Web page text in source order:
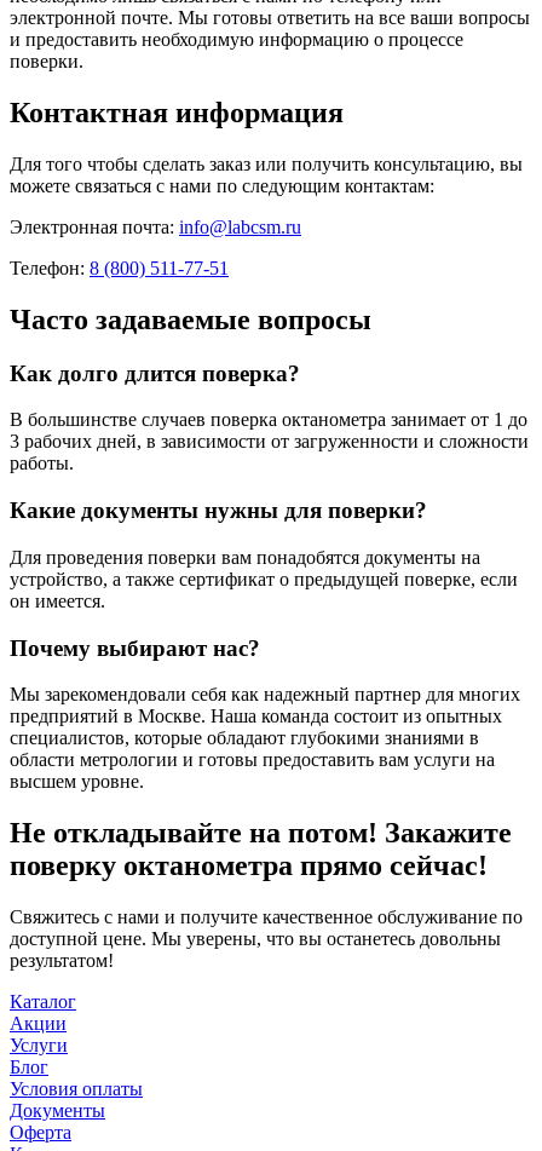
электронной почте. Мы готовы ответить на все ваши вопросы
и предоставить необходимую информацию о процессе
поверки.
Контактная информация
Для того чтобы сделать заказ или получить консультацию, вы
можете связаться с нами по следующим контактам:
Электронная почта: info@labcsm.ru
Телефон: 8 (800) 511-77-51
Часто задаваемые вопросы
Как долго длится поверка?
В большинстве случаев поверка октанометра занимает от 1 до
3 рабочих дней, в зависимости от загруженности и сложности
работы.
Какие документы нужны для поверки?
Для проведения поверки вам понадобятся документы на
устройство, а также сертификат о предыдущей поверке, если
он имеется.
Почему выбирают нас?
Мы зарекомендовали себя как надежный партнер для многих
предприятий в Москве. Наша команда состоит из опытных
специалистов, которые обладают глубокими знаниями в
области метрологии и готовы предоставить вам услуги на
высшем уровне.
Не откладывайте на потом! Закажите
поверку октанометра прямо сейчас!
Свяжитесь с нами и получите качественное обслуживание по
доступной цене. Мы уверены, что вы останетесь довольны
результатом!
Каталог
Акции
Услуги
Блог
Условия оплаты
Документы
Оферта